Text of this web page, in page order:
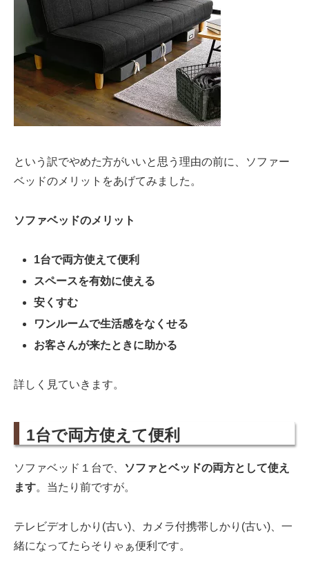
という訳でやめた方がいいと思う理由の前に、ソファー
ベッドのメリットをあげてみました。
ソファベッドのメリット
1台で両方使えて便利
スペースを有効に使える
安くすむ
ワンルームで生活感をなくせる
お客さんが来たときに助かる
詳しく見ていきます。
1台で両方使えて便利
ソファベッド１台で、
ソファとベッドの両方として使え
ます。当たり前ですが。
テレビデオしかり(古い)、カメラ付携帯しかり(古い)、一
緒になってたらそりゃぁ便利です。